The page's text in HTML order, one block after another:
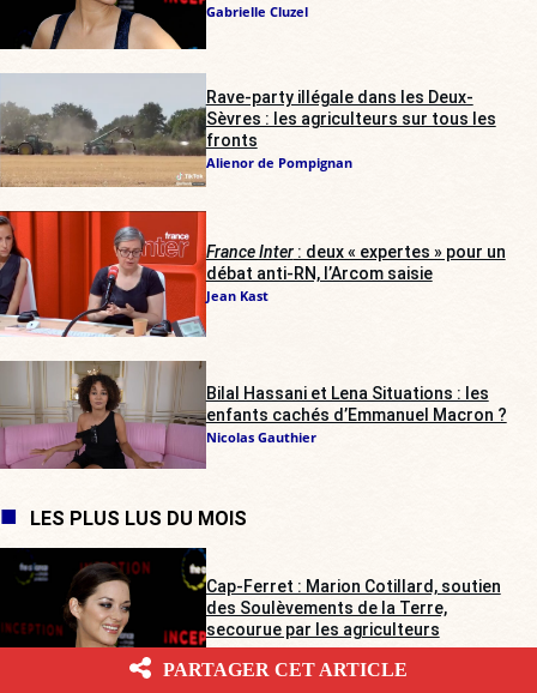
Gabrielle Cluzel
Rave-party illégale dans les Deux-
Sèvres : les agriculteurs sur tous les
fronts
Alienor de Pompignan
France Inter: deux « expertes » pour un
débat anti-RN, l’Arcom saisie
Jean Kast
Bilal Hassani et Lena Situations : les
enfants cachés d’Emmanuel Macron ?
Nicolas Gauthier
LES PLUS LUS DU MOIS
Cap-Ferret : Marion Cotillard, soutien
des Soulèvements de la Terre,
secourue par les agriculteurs
Gabrielle Cluzel
PARTAGER CET ARTICLE